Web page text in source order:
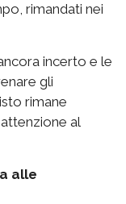
rimandati nei
incerto e le
gli
rimane
al
alle